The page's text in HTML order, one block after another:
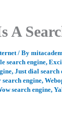
A
/ By
search engine,
, Just dial search
engine,
search engine,